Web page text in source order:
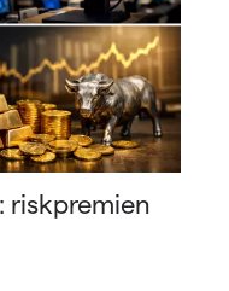
riskpremien